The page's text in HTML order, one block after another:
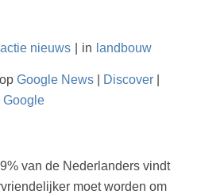
nieuws in landbouw
Google News| Discover|
Google
van de Nederlanders vindt
moet worden om